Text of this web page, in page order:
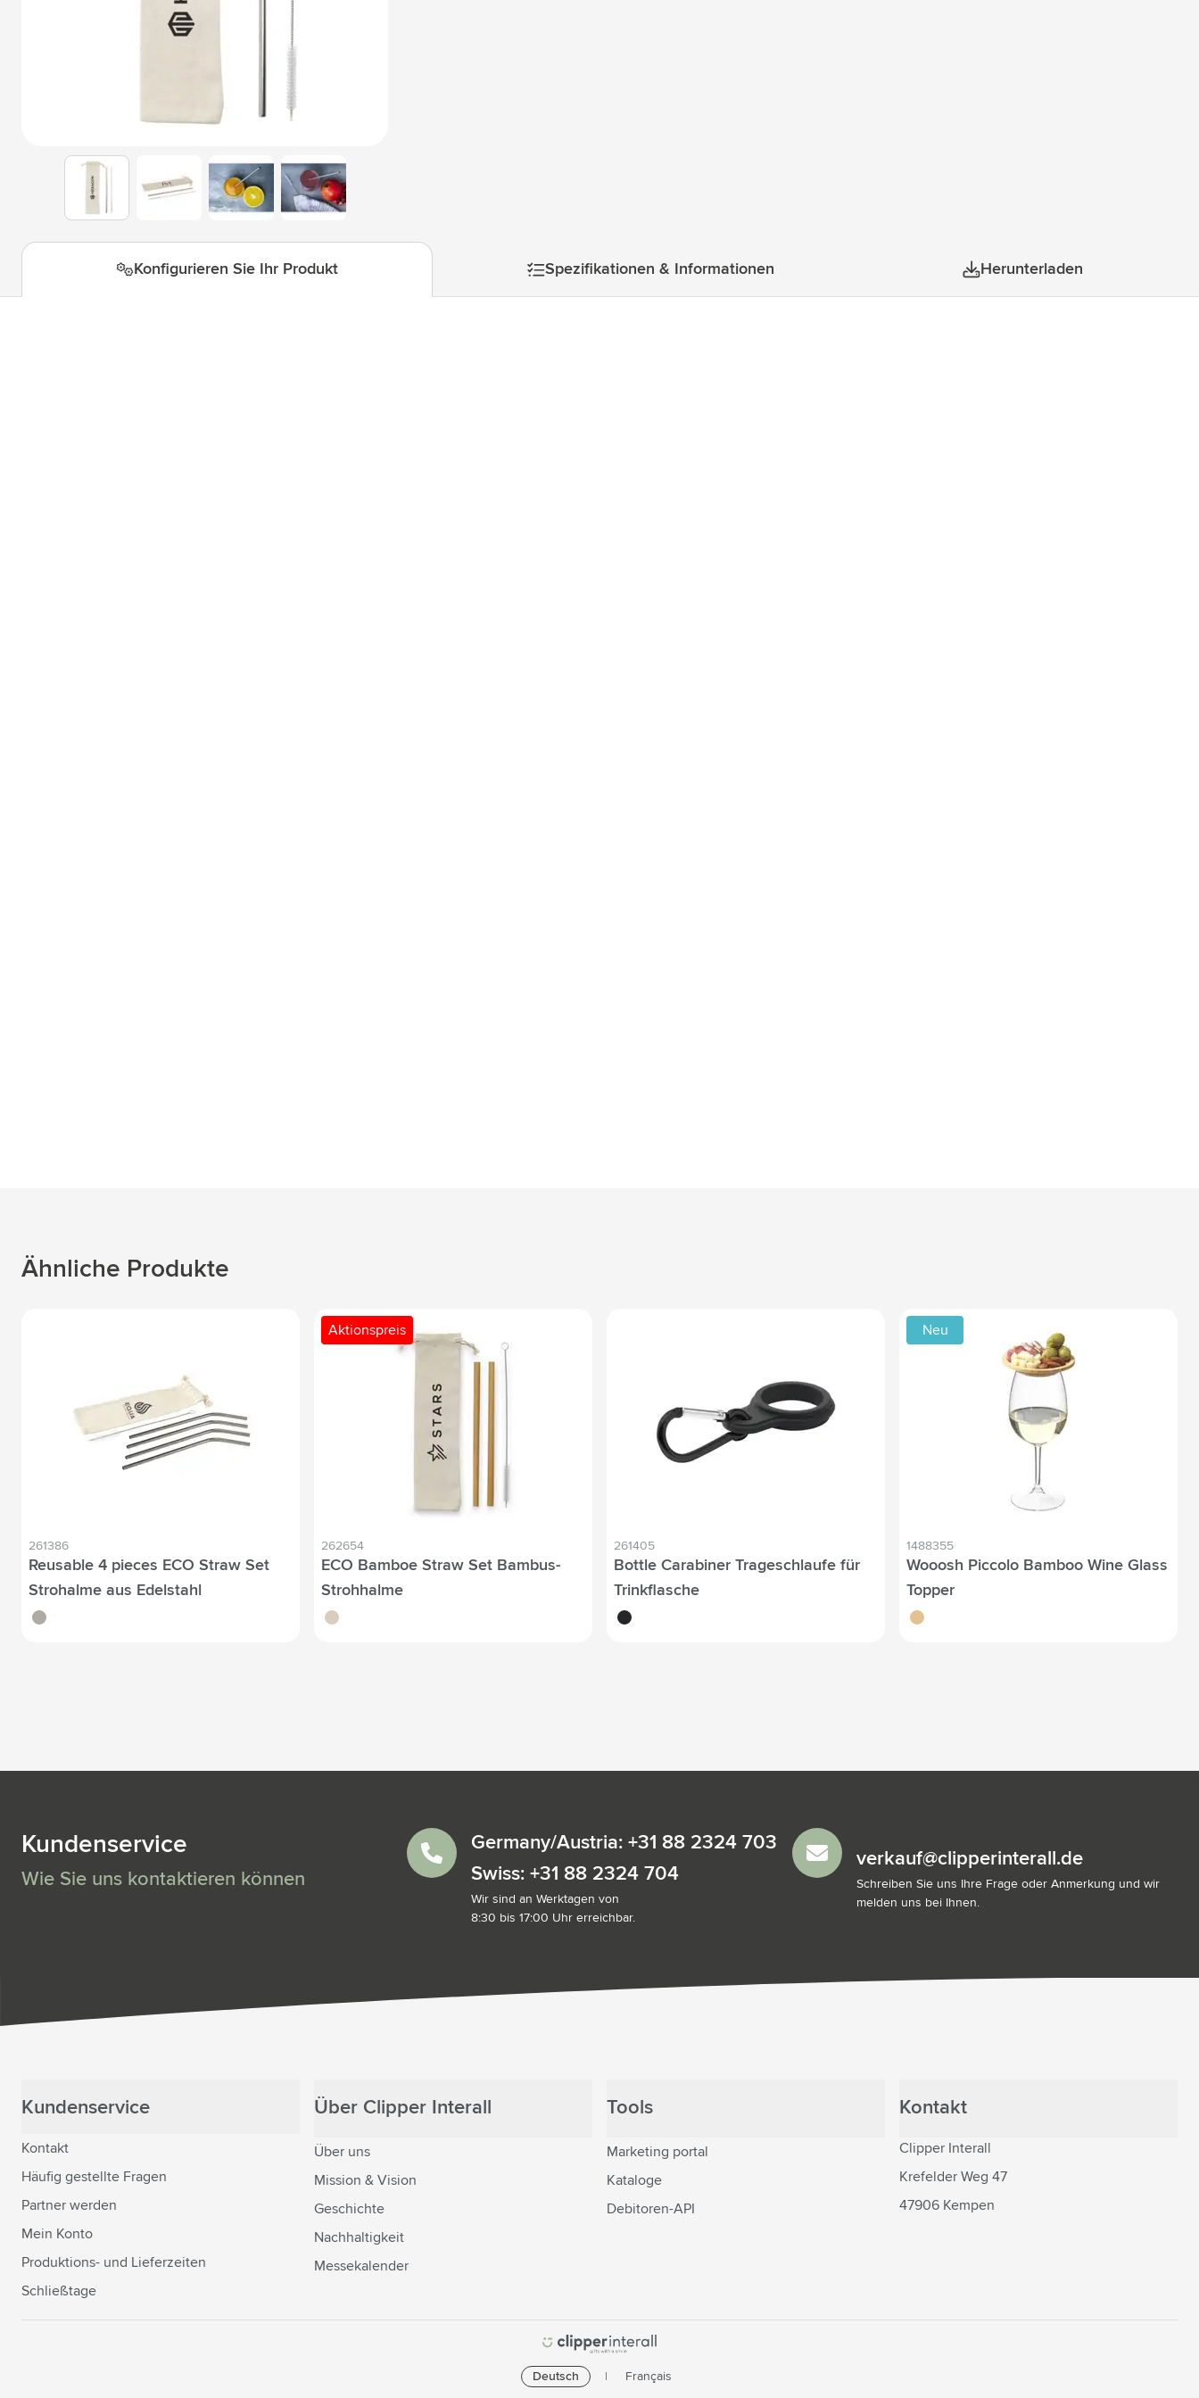
Untermenü für Kategorie Technologie & Gadgets anzeigen
Untermenü für Kategorie Giveaways anzeigen
Untermenü für Kategorie Schreibwaren anzeigen
Untermenü für Kategorie Büro anzeigen
Untermenü für Kategorie Outdoor & Freizeit anzeigen
Werkzeuge & Unterwegs
Untermenü für Kategorie Werkzeuge & Unterwegs anzeigen
View larger imageView larger imageView larger imageView larger image
Konfigurieren Sie Ihr Produkt Spezifikationen & Informationen Herunterladen
Ähnliche Produkte
261386
Reusable 4 pieces ECO Straw Set
Strohalme aus Edelstahl
argenté
Aktionspreis
262654
ECO Bamboe Straw Set Bambus-
Strohhalme
bambou
261405
Bottle Carabiner Trageschlaufe für
Trinkflasche
noir
Neu
1488355
Wooosh Piccolo Bamboo Wine Glass
Topper
brun bois
Kundenservice
Wie Sie uns kontaktieren können
Germany/Austria: +31 88 2324 703
Swiss: +31 88 2324 704
Wir sind an Werktagen von
8:30 bis 17:00 Uhr erreichbar.
verkauf@clipperinterall.de
Schreiben Sie uns Ihre Frage oder Anmerkung und wir
melden uns bei Ihnen.
Kundenservice
Kontakt
Häufig gestellte Fragen
Partner werden
Mein Konto
Produktions- und Lieferzeiten
Schließtage
Über Clipper Interall
Über uns
Mission & Vision
Geschichte
Nachhaltigkeit
Messekalender
Tools
Marketing portal
Kataloge
Debitoren-API
Kontakt
Clipper Interall
Krefelder Weg 47
47906 Kempen
Deutsch Français